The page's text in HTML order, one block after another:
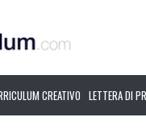
CREATIVO LETTERA DI